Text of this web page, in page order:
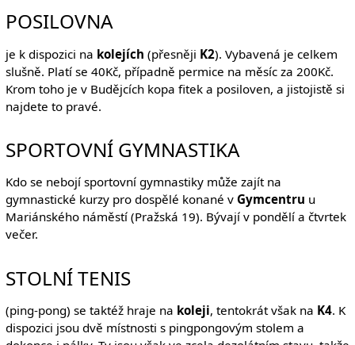
POSILOVNA
je k dispozici na kolejích (přesněji K2). Vybavená je celkem
slušně. Platí se 40Kč, případně permice na měsíc za 200Kč.
Krom toho je v Budějcích kopa fitek a posiloven, a jistojistě si
najdete to pravé.
SPORTOVNÍ GYMNASTIKA
Kdo se nebojí sportovní gymnastiky může zajít na
gymnastické kurzy pro dospělé konané v Gymcentru u
Mariánského náměstí (Pražská 19). Bývají v pondělí a čtvrtek
večer.
STOLNÍ TENIS
(ping-pong) se taktéž hraje na koleji, tentokrát však na K4. K
dispozici jsou dvě místnosti s pingpongovým stolem a